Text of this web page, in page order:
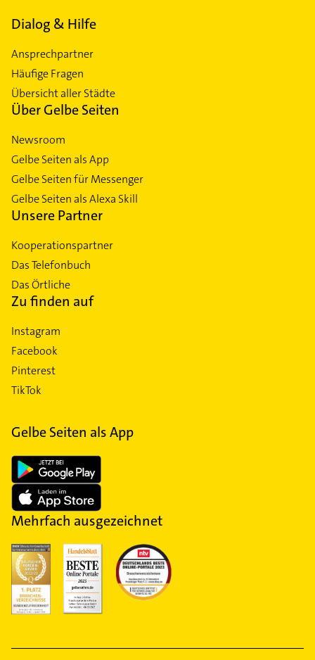
Dialog & Hilfe
Ansprechpartner
Häufige Fragen
Übersicht aller Städte
Über Gelbe Seiten
Newsroom
Gelbe Seiten als App
Gelbe Seiten für Messenger
Gelbe Seiten als Alexa Skill
Unsere Partner
Kooperationspartner
Das Telefonbuch
Das Örtliche
Zu finden auf
Instagram
Facebook
Pinterest
TikTok
Gelbe Seiten als App
Mehrfach ausgezeichnet